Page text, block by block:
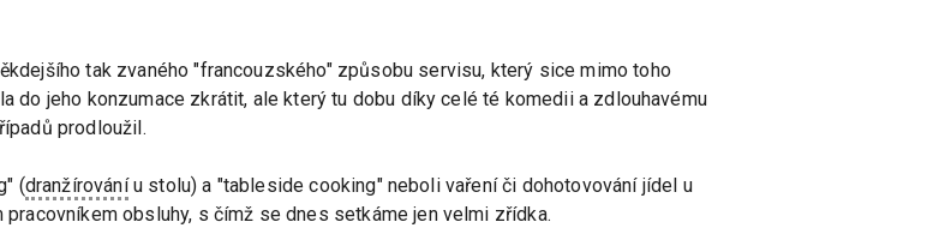
tak zvaného "francouzského" způsobu servisu, který sice mimo toho
do jeho konzumace zkrátit, ale který tu dobu díky celé té komedii a zdlouhavému
prodloužil.
(dranžírováníu stolu) a "tableside cooking" neboli vaření či dohotovování jídel u
obsluhy, s čímž se dnes setkáme jen velmi zřídka.